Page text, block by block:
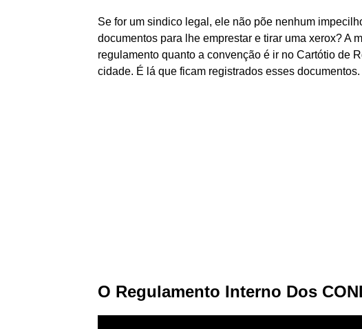
Se for um sindico legal, ele não põe nenhum
documentos para lhe emprestar e tirar uma xerox? A
regulamento quanto a convenção é ir no Cartótio de
cidade. É lá que ficam registrados esses documentos.
O Regulamento Interno Dos